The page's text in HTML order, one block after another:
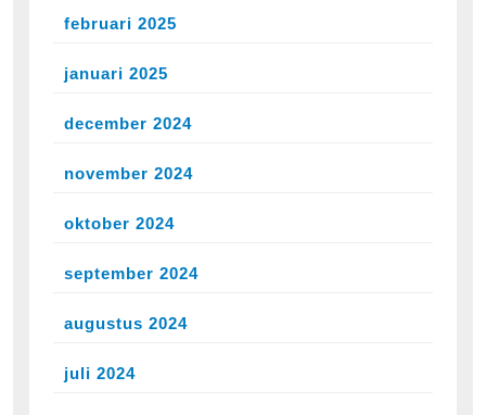
februari 2025
januari 2025
december 2024
november 2024
oktober 2024
september 2024
augustus 2024
juli 2024